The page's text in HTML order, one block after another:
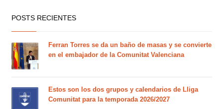
POSTS RECIENTES
Ferran Torres se da un baño de masas y se convierte
en el embajador de la Comunitat Valenciana
Estos son los dos grupos y calendarios de Lliga
Comunitat para la temporada 2026/2027